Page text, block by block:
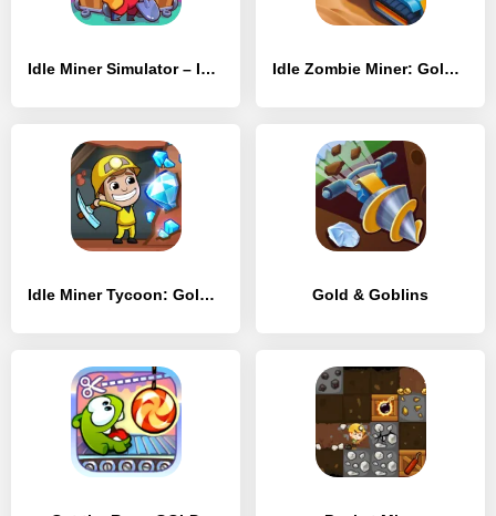
Idle Miner Simulator – Idle Gold Tycoon Idle Zombie Miner: Gold Tycoon
Idle Miner Tycoon: Gold & Cash Gold & Goblins